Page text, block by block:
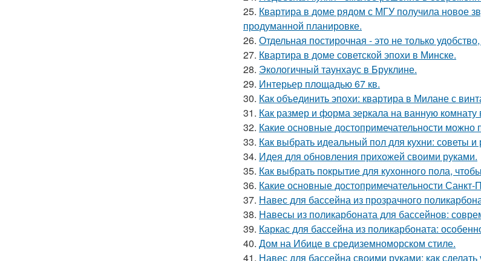
25. Квартира в доме рядом с МГУ получила новое
продуманной планировке.
26. Отдельная постирочная - это не только
27. Квартира в доме советской эпохи в Минске.
28. Экологичный таунхаус в Бруклине.
29. Интерьер площадью 67 кв.
30. Как объединить эпохи: квартира в Милане с
31. Как размер и форма зеркала на ванную комнату
32. Какие основные достопримечательности можно
33. Как выбрать идеальный пол для кухни: советы
34. Идея для обновления прихожей своими руками.
35. Как выбрать покрытие для кухонного пола,
36. Какие основные достопримечательности Санкт-
37. Навес для бассейна из прозрачного
38. Навесы из поликарбоната для бассейнов:
39. Каркас для бассейна из поликарбоната:
40. Дом на Ибице в средиземноморском стиле.
41. Навес для бассейна своими руками: как